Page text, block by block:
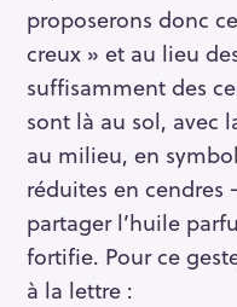
proposerons donc
creux » et au lieu
suffisamment des
sont là au sol, avec
au milieu, en
réduites en cendres
partager l’huile
fortifie. Pour ce
à la lettre :